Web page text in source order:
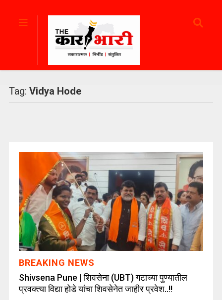
Tag: Vidya Hode
BREAKING NEWS
Shivsena Pune | शिवसेना (UBT) गटाच्या पुण्यातील
प्रवक्त्या विद्या होडे यांचा शिवसेनेत जाहीर प्रवेश..!!